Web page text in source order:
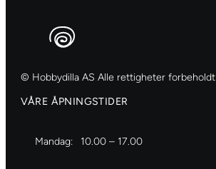
© Hobbydilla AS Alle rettigheter forbeholdt
VÅRE ÅPNINGSTIDER
Mandag: 10.00 – 17.00